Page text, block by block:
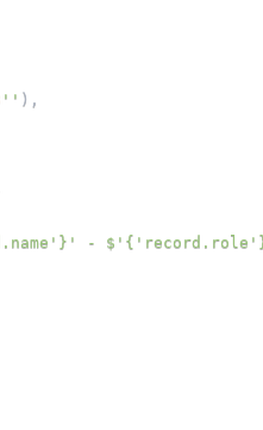
'' ) ,
-